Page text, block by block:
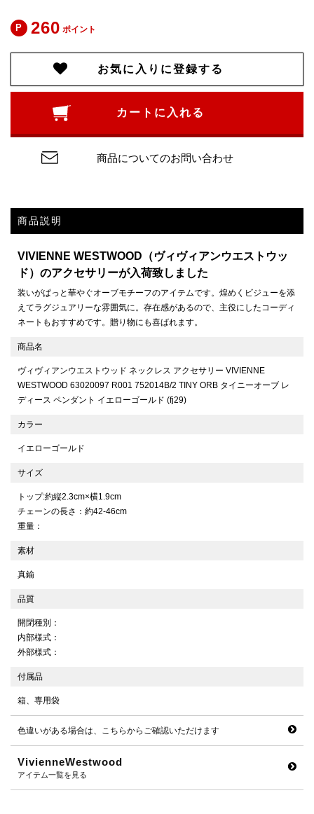
260 ポイント
お気に入りに登録する
カートに入れる
商品についてのお問い合わせ
商品説明
VIVIENNE WESTWOOD（ヴィヴィアンウエストウッ
ド）のアクセサリーが入荷致しました
装いがぱっと華やぐオーブモチーフのアイテムです。煌めくビジューを添
えてラグジュアリーな雰囲気に。存在感があるので、主役にしたコーディ
ネートもおすすめです。贈り物にも喜ばれます。
商品名
ヴィヴィアンウエストウッド ネックレス アクセサリー VIVIENNE
WESTWOOD 63020097 R001 752014B/2 TINY ORB タイニーオーブ レ
ディース ペンダント イエローゴールド (fj29)
カラー
イエローゴールド
サイズ
トップ:約縦2.3cm×横1.9cm
チェーンの長さ：約42-46cm
重量：
素材
真鍮
品質
開閉種別：
内部様式：
外部様式：
付属品
箱、専用袋
色違いがある場合は、こちらからご確認いただけます
VivienneWestwood
アイテム一覧を見る